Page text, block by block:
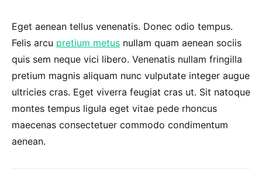
Eget aenean tellus venenatis. Donec odio tempus.
Felis arcu pretium metus nullam quam aenean sociis
quis sem neque vici libero. Venenatis nullam fringilla
pretium magnis aliquam nunc vulputate integer augue
ultricies cras. Eget viverra feugiat cras ut. Sit natoque
montes tempus ligula eget vitae pede rhoncus
maecenas consectetuer commodo condimentum
aenean.